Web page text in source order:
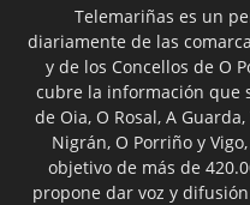
Telemariñas es un
diariamente de las
y de los Concellos de O
cubre la información que
de Oia, O Rosal, A
Nigrán, O Porriño y
objetivo de más de
propone dar voz y